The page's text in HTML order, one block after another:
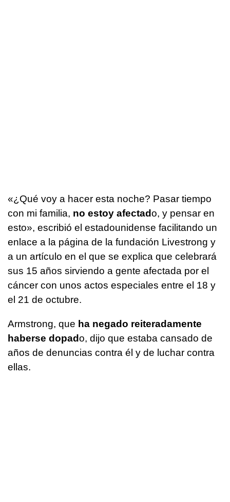
«¿Qué voy a hacer esta noche? Pasar tiempo
con mi familia, no estoy afectado, y pensar en
esto», escribió el estadounidense facilitando un
enlace a la página de la fundación Livestrong y
a un artículo en el que se explica que celebrará
sus 15 años sirviendo a gente afectada por el
cáncer con unos actos especiales entre el 18 y
el 21 de octubre.
Armstrong, que ha negado reiteradamente
haberse dopado, dijo que estaba cansado de
años de denuncias contra él y de luchar contra
ellas.